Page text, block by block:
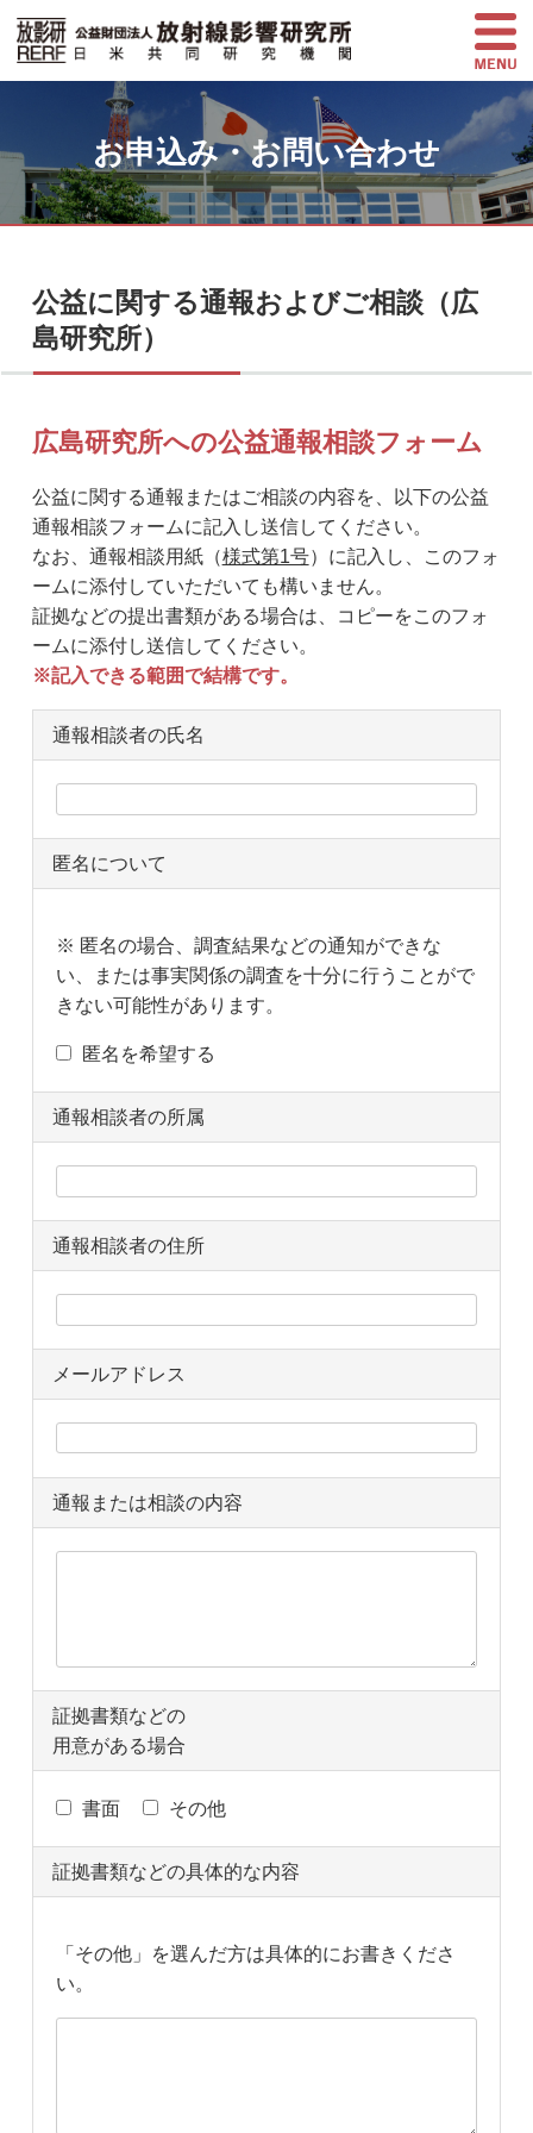
お申込み・お問い合わせ
公益に関する通報およびご相談（広
島研究所）
広島研究所への公益通報相談フォーム
公益に関する通報またはご相談の内容を、以下の公益
通報相談フォームに記入し送信してください。
なお、通報相談用紙（様式第1号）に記入し、このフォ
ームに添付していただいても構いません。
証拠などの提出書類がある場合は、コピーをこのフォ
ームに添付し送信してください。
※記入できる範囲で結構です。
通報相談者の氏名
匿名について
※ 匿名の場合、調査結果などの通知ができな
い、または事実関係の調査を十分に行うことがで
きない可能性があります。
匿名を希望する
通報相談者の所属
通報相談者の住所
メールアドレス
通報または相談の内容
証拠書類などの
用意がある場合
書面 その他
証拠書類などの具体的な内容
「その他」を選んだ方は具体的にお書きくださ
い。